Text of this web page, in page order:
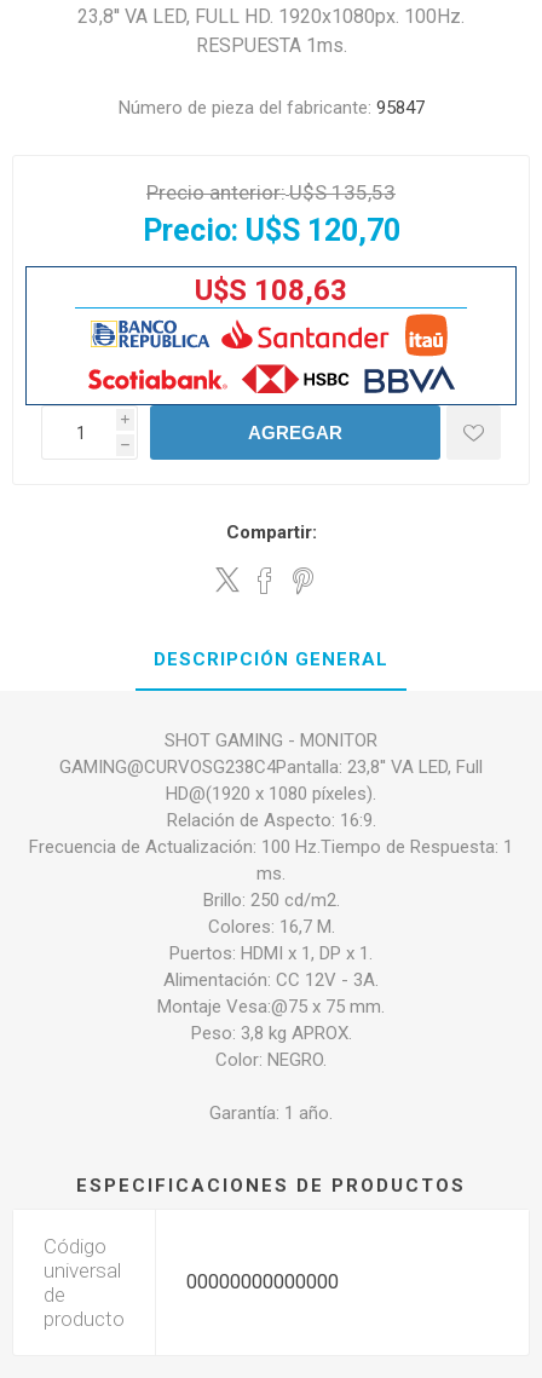
23,8'' VA LED, FULL HD. 1920x1080px. 100Hz.
RESPUESTA 1ms.
Número de pieza del fabricante: 95847
Precio anterior:U$S 135,53
Precio: U$S 120,70
U$S 108,63
i
h
AGREGAR
Compartir:
DESCRIPCIÓN GENERAL
SHOT GAMING - MONITOR
GAMING@CURVOSG238C4Pantalla: 23,8'' VA LED, Full
HD@(1920 x 1080 píxeles).
Relación de Aspecto: 16:9.
Frecuencia de Actualización: 100 Hz.Tiempo de Respuesta: 1
ms.
Brillo: 250 cd/m2.
Colores: 16,7 M.
Puertos: HDMI x 1, DP x 1.
Alimentación: CC 12V - 3A.
Montaje Vesa:@75 x 75 mm.
Peso: 3,8 kg APROX.
Color: NEGRO.
Garantía: 1 año.
ESPECIFICACIONES DE PRODUCTOS
Código
universal
de
producto
00000000000000